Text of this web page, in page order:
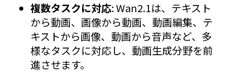
複数タスクに対応: Wan2.1は、テキスト
から動画、画像から動画、動画編集、テ
キストから画像、動画から音声など、多
様なタスクに対応し、動画生成分野を前
進させます。